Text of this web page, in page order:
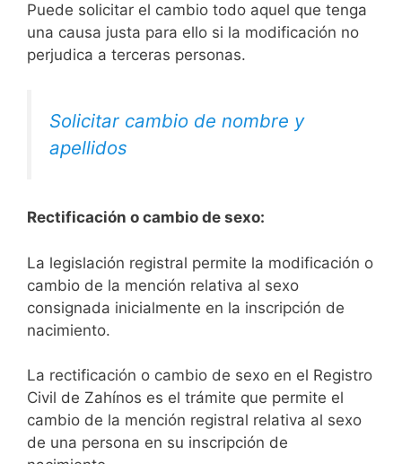
Puede solicitar el cambio todo aquel que tenga
una causa justa para ello si la modificación no
perjudica a terceras personas.
Solicitar cambio de nombre y
apellidos
Rectificación o cambio de sexo:
La legislación registral permite la modificación o
cambio de la mención relativa al sexo
consignada inicialmente en la inscripción de
nacimiento.
La rectificación o cambio de sexo en el Registro
Civil de Zahínos es el trámite que permite el
cambio de la mención registral relativa al sexo
de una persona en su inscripción de